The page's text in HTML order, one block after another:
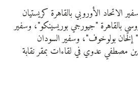
الاتحاد الأوروبي بالقاهرة كريستيان
بالقاهرة "جيورجي بوريسينكو"، وسفير
" إلخان بولوخوف"، وسفير السودان
مصطفي عدوي في لقاءات بمقر نقابة